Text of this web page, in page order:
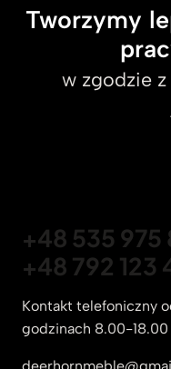
Tworzymy
w zgodzie
+48 535 975
+48 792 123
Kontakt telefoniczny
godzinach 8.00-18.00